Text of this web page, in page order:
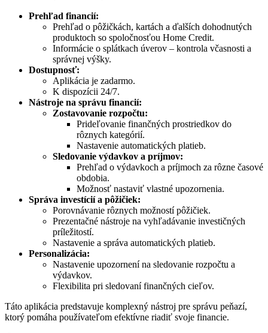
Prehľad financií:
Prehľad o pôžičkách, kartách a ďalších dohodnutých
produktoch so spoločnosťou Home Credit.
Informácie o splátkach úverov – kontrola včasnosti a
správnej výšky.
Dostupnosť:
Aplikácia je zadarmo.
K dispozícii 24/7.
Nástroje na správu financií:
Zostavovanie rozpočtu:
Prideľovanie finančných prostriedkov do
rôznych kategórií.
Nastavenie automatických platieb.
Sledovanie výdavkov a príjmov:
Prehľad o výdavkoch a príjmoch za rôzne časové
obdobia.
Možnosť nastaviť vlastné upozornenia.
Správa investícií a pôžičiek:
Porovnávanie rôznych možností pôžičiek.
Prezentačné nástroje na vyhľadávanie investičných
príležitostí.
Nastavenie a správa automatických platieb.
Personalizácia:
Nastavenie upozornení na sledovanie rozpočtu a
výdavkov.
Flexibilita pri sledovaní finančných cieľov.
Táto aplikácia predstavuje komplexný nástroj pre správu peňazí,
ktorý pomáha používateľom efektívne riadiť svoje financie.